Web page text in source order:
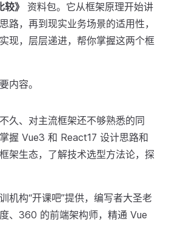
》
资料包。它从框架原理开始讲
路，再到现实业务场景的适用性，
现，层层递进，帮你掌握这两个框
内容。
久、对主流框架还不够熟悉的同
握 Vue3 和 React17 设计思路和
架生态，了解技术选型方法论，探
机构“开课吧”提供，编写者大圣老
、360 的前端架构师，精通 Vue